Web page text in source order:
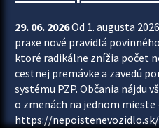
29. 06. 2026Od 1. augusta
praxe nové pravidlá
ktoré radikálne znížia počet
cestnej premávke a zavedú
systému PZP. Občania nájdu
o zmenách na jednom
https://